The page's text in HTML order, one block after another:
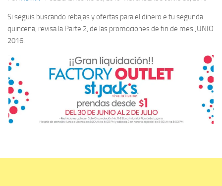
Si seguis buscando rebajas y ofertas para el dinero e tu segunda
quincena, revisa la Parte 2, de las promociones de fin de mes JUNIO
2016.